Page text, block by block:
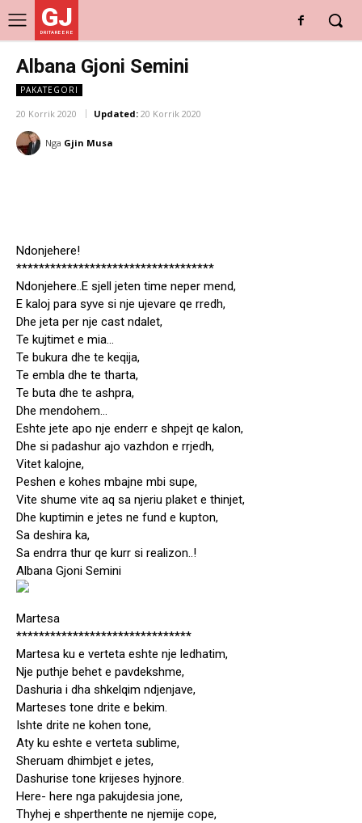
GJ
DRITARE E RE
Albana Gjoni Semini
PAKATEGORI
20 Korrik 2020 Updated: 20 Korrik 2020
Nga Gjin Musa
Ndonjehere!
***********************************
Ndonjehere..E sjell jeten time neper mend,
E kaloj para syve si nje ujevare qe rredh,
Dhe jeta per nje cast ndalet,
Te kujtimet e mia…
Te bukura dhe te keqija,
Te embla dhe te tharta,
Te buta dhe te ashpra,
Dhe mendohem…
Eshte jete apo nje enderr e shpejt qe kalon,
Dhe si padashur ajo vazhdon e rrjedh,
Vitet kalojne,
Peshen e kohes mbajne mbi supe,
Vite shume vite aq sa njeriu plaket e thinjet,
Dhe kuptimin e jetes ne fund e kupton,
Sa deshira ka,
Sa endrra thur qe kurr si realizon..!
Albana Gjoni Semini
Martesa
*******************************
Martesa ku e verteta eshte nje ledhatim,
Nje puthje behet e pavdekshme,
Dashuria i dha shkelqim ndjenjave,
Marteses tone drite e bekim.
Ishte drite ne kohen tone,
Aty ku eshte e verteta sublime,
Sheruam dhimbjet e jetes,
Dashurise tone krijeses hyjnore.
Here- here nga pakujdesia jone,
Thyhej e shperthente ne njemije cope,